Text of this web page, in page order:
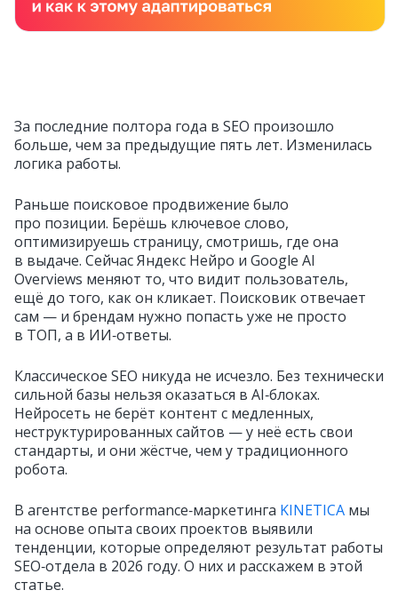
За последние полтора года в SEO произошло
больше, чем за предыдущие пять лет. Изменилась
логика работы.
Раньше поисковое продвижение было
про позиции. Берёшь ключевое слово,
оптимизируешь страницу, смотришь, где она
в выдаче. Сейчас Яндекс Нейро и Google AI
Overviews меняют то, что видит пользователь,
ещё до того, как он кликает. Поисковик отвечает
сам — и брендам нужно попасть уже не просто
в ТОП, а в ИИ‑ответы.
Классическое SEO никуда не исчезло. Без технически
сильной базы нельзя оказаться в AI‑блоках.
Нейросеть не берёт контент с медленных,
неструктурированных сайтов — у неё есть свои
стандарты, и они жёстче, чем у традиционного
робота.
В агентстве performance‑маркетинга KINETICA мы
на основе опыта своих проектов выявили
тенденции, которые определяют результат работы
SEO‑отдела в 2026 году. О них и расскажем в этой
статье.